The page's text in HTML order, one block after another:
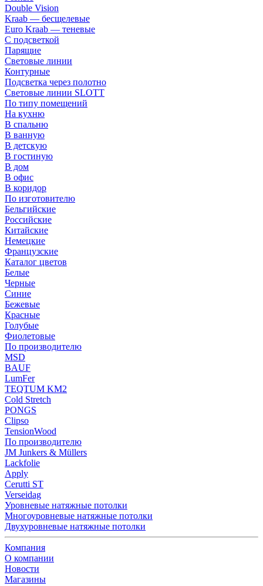
Double Vision
Kraab — бесщелевые
Euro Kraab — теневые
С подсветкой
Парящие
Световые линии
Контурные
Подсветка через полотно
Световые линии SLOTT
По типу помещений
На кухню
В спальню
В ванную
В детскую
В гостиную
В дом
В офис
В коридор
По изготовителю
Бельгийские
Российские
Китайские
Немецкие
Французские
Каталог цветов
Белые
Черные
Синие
Бежевые
Красные
Голубые
Фиолетовые
По производителю
MSD
BAUF
LumFer
TEQTUM KM2
Cold Stretch
PONGS
Clipso
TensionWood
По производителю
JM Junkers & Müllers
Lackfolie
Apply
Cerutti ST
Verseidag
Уровневые натяжные потолки
Многоуровневые натяжные потолки
Двухуровневые натяжные потолки
Компания
О компании
Новости
Магазины